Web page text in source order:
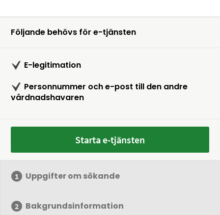
Följande behövs för e-tjänsten
E-legitimation
Personnummer och e-post till den andre
vårdnadshavaren
Starta e-tjänsten
Uppgifter om sökande
Bakgrundsinformation